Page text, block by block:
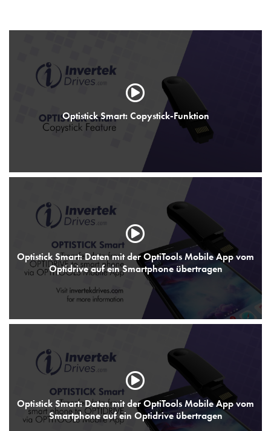
Optistick Smart: Copystick-Funktion
Optistick Smart: Daten mit der OptiTools Mobile App vom
Optidrive auf ein Smartphone übertragen
Optistick Smart: Daten mit der OptiTools Mobile App vom
Smartphone auf ein Optidrive übertragen